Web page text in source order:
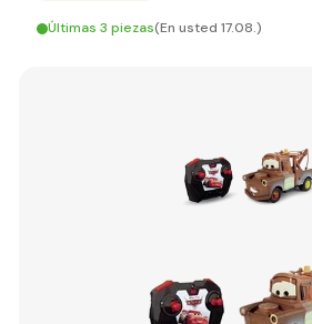
Últimas 3 piezas(En usted 17.08.)